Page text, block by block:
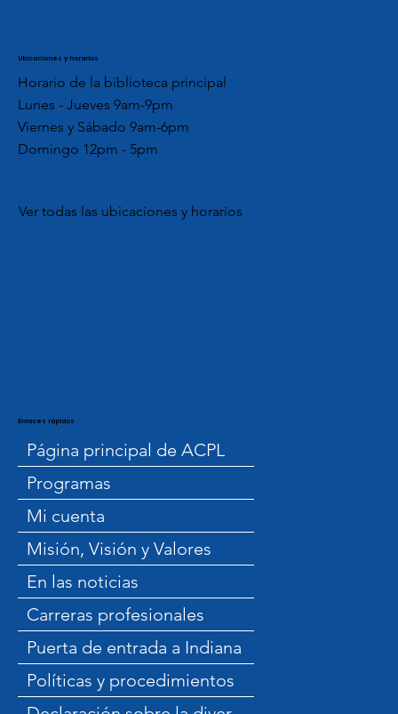
Ubicaciones y horarios
Horario de la biblioteca principal
Lunes - Jueves 9am-9pm
Viernes y Sábado 9am-6pm
Domingo 12pm - 5pm
Ver todas las ubicaciones y horarios
Enlaces rápidos
Página principal de ACPL
Programas
Mi cuenta
Misión, Visión y Valores
En las noticias
Carreras profesionales
Puerta de entrada a Indiana
Políticas y procedimientos